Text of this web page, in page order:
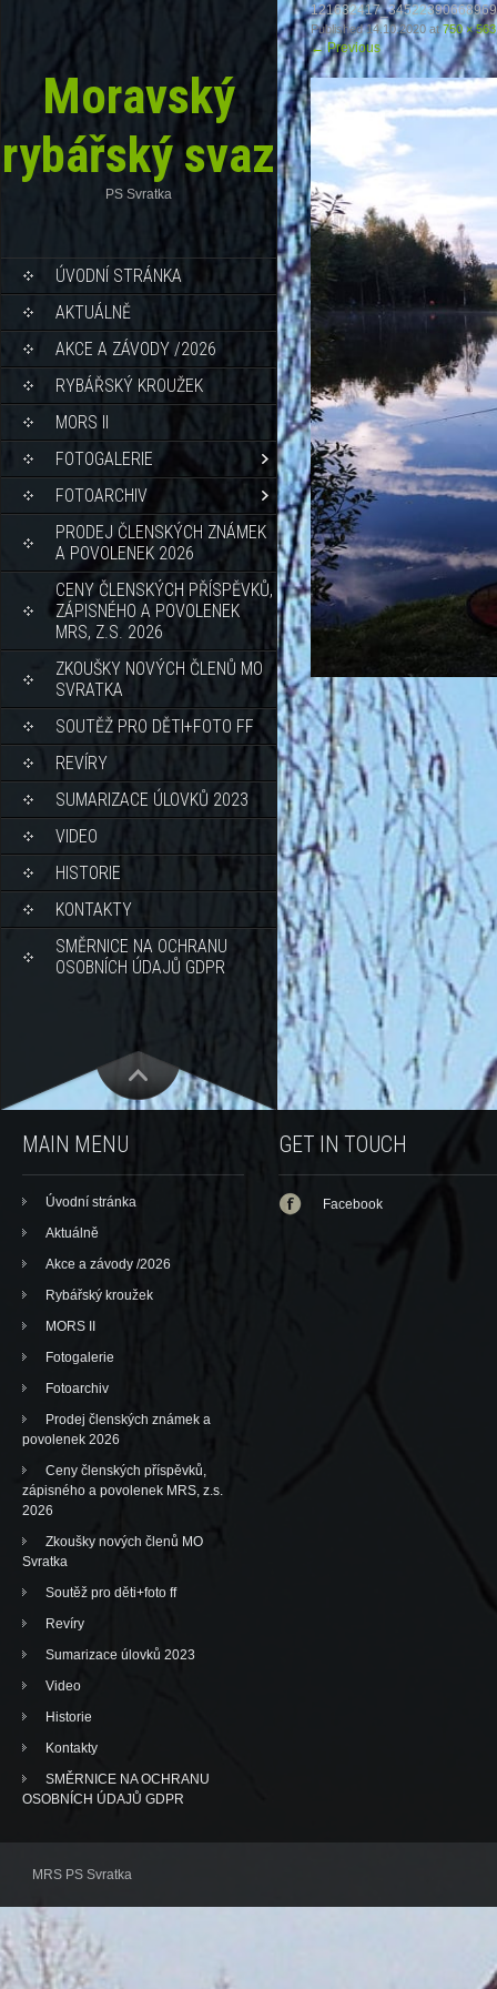
Moravský
rybářský svaz
PS Svratka
ÚVODNÍ STRÁNKA
AKTUÁLNĚ
AKCE A ZÁVODY /2026
RYBÁŘSKÝ KROUŽEK
MORS II
FOTOGALERIE
FOTOARCHIV
PRODEJ ČLENSKÝCH ZNÁMEK
A POVOLENEK 2026
CENY ČLENSKÝCH PŘÍSPĚVKŮ,
ZÁPISNÉHO A POVOLENEK
MRS, Z.S. 2026
ZKOUŠKY NOVÝCH ČLENŮ MO
SVRATKA
SOUTĚŽ PRO DĚTI+FOTO FF
REVÍRY
SUMARIZACE ÚLOVKŮ 2023
VIDEO
HISTORIE
KONTAKTY
SMĚRNICE NA OCHRANU
OSOBNÍCH ÚDAJŮ GDPR
Published14.10.2020 at750 × 563
←Previous
MAIN MENU
Úvodní stránka
Aktuálně
Akce a závody /2026
Rybářský kroužek
MORS II
Fotogalerie
Fotoarchiv
Prodej členských známek a
povolenek 2026
Ceny členských příspěvků,
zápisného a povolenek MRS, z.s.
2026
Zkoušky nových členů MO
Svratka
Soutěž pro děti+foto ff
Revíry
Sumarizace úlovků 2023
Video
Historie
Kontakty
SMĚRNICE NA OCHRANU
OSOBNÍCH ÚDAJŮ GDPR
GET IN TOUCH
Facebook
MRS PS Svratka